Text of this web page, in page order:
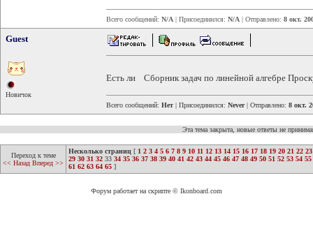
Всего сообщений: N/A | Присоединился: N/A | Отправлено: 8 окт.
Guest
Новичок
Есть ли Сборник задач по линейной алгебре
Всего сообщений: Нет | Присоединился: Never| Отправлено: 8 окт.
Эта тема закрыта, новые ответы не
Переход к теме
<< Назад Вперед >>
Несколько страниц [ 1 2 3 4 5 6 7 8 9 10 11 12 13 14 15 16 17 18 19 20 21 22 23
29 30 31 32 33 34 35 36 37 38 39 40 41 42 43 44 45 46 47 48 49 50 51 52 53 54 55
61 62 63 64 65 ]
Форум работает на скрипте © Ikonboard.com